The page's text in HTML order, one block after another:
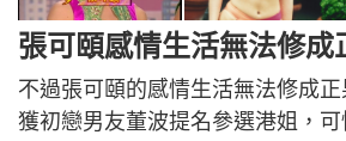
張可頤感情生活無法修成
不過張可頤的感情生活無法修成
獲初戀男友董波提名參選港姐，